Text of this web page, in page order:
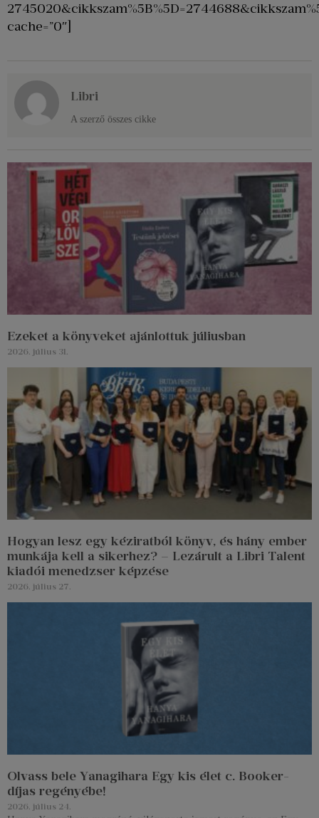
cache=”0″]
Libri
A szerző összes cikke
Ezeket a könyveket ajánlottuk júliusban
2026. július 31.
Hogyan lesz egy kéziratból könyv, és hány ember
munkája kell a sikerhez? – Lezárult a Libri Talent
kiadói menedzser képzése
2026. július 27.
Olvass bele Yanagihara Egy kis élet c. Booker-
díjas regényébe!
2026. július 24.